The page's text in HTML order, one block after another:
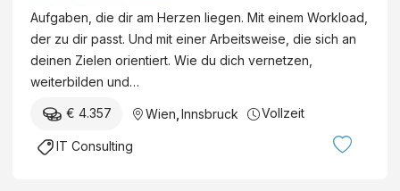
Aufgaben, die dir am Herzen liegen. Mit einem Workload,
der zu dir passt. Und mit einer Arbeitsweise, die sich an
deinen Zielen orientiert. Wie du dich vernetzen,
weiterbilden und…
€ 4.357 Wien Innsbruck Vollzeit
IT Consulting